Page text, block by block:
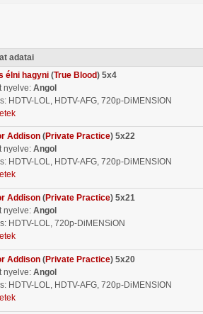
adatai
élni hagyni (True Blood) 5x4
nyelve: Angol
HDTV-LOL, HDTV-AFG, 720p-DiMENSION
Addison (Private Practice) 5x22
nyelve: Angol
HDTV-LOL, HDTV-AFG, 720p-DiMENSION
Addison (Private Practice) 5x21
nyelve: Angol
HDTV-LOL, 720p-DiMENSiON
Addison (Private Practice) 5x20
nyelve: Angol
HDTV-LOL, HDTV-AFG, 720p-DiMENSION